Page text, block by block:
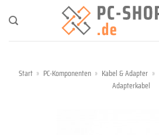
Inhalt
springen
Start » PC-Komponenten » Kabel & Adapter »
Adapterkabel